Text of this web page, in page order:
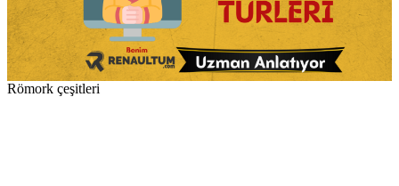
Römork çeşitleri